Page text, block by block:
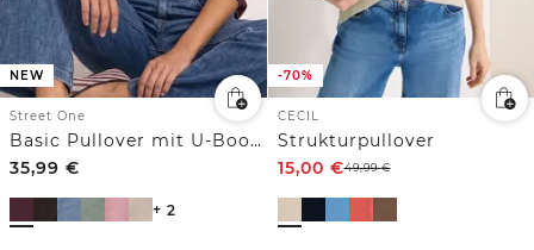
NEW
Street One
Basic Pullover mit U-Boot-Ausschnitt
35,99 €
+ 2
-70%
CECIL
Strukturpullover
15,00 €49,99€